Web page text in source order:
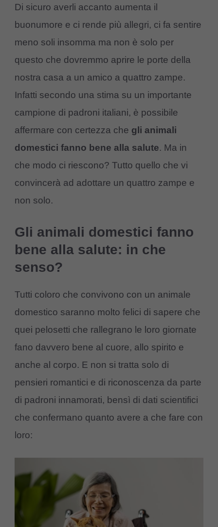
Di sicuro averli accanto aumenta il
buonumore e ci rende più allegri, ci fa sentire
meno soli insomma ma non è solo per
questo che dovremmo aprire le porte della
nostra casa a un amico a quattro zampe.
Infatti secondo una stima su un importante
campione di padroni italiani, è possibile
affermare con certezza che gli animali
domestici fanno bene alla salute. Ma in
che modo ci riescono? Tutto quello che vi
convincerà ad adottare un quattro zampe e
non solo.
Gli animali domestici fanno
bene alla salute: in che
senso?
Tutti coloro che convivono con un animale
domestico saranno molto felici di sapere che
quei pelosetti che rallegrano le loro giornate
fano davvero bene al cuore, allo spirito e
anche al corpo. E non si tratta solo di
pensieri romantici e di riconoscenza da parte
di padroni innamorati, bensì di dati scientifici
che confermano quanto avere a che fare con
loro: